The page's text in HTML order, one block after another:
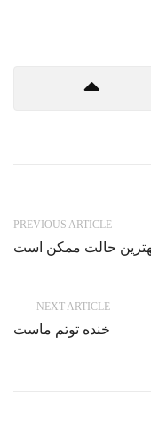
PREVIOUS ARTICLE
NEXT ARTICLE
خنده توتم ماست